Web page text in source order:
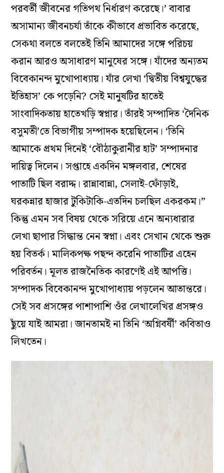
পরবর্তী জীবনের গতিপথ নির্ধারণ করেছে।’ বাবার
অসামান্য জীবনচর্যা তাঁকে কীভাবে প্রভাবিত করেছে,
সেকথা বলতে বলতেই তিনি আমাদের সঙ্গে পরিচয়
করান আরও অসাধারণ মানুষের সঙ্গে। যাঁদের অন্যতম
বিবেকানন্দ মুখোপাধ্যায়। যাঁর লেখা ‘দ্বিতীয় বিশ্বযুদ্ধের
ইতিহাস’ কে পড়েনি? সেই মানুষটির হাতেই
সাংবাদিকতায় হাতেখড়ি স্বপ্নার। তাঁরই সম্পাদিত ‘দৈনিক
বসুমতী’তে বিভাগীয় সম্পাদক হয়েছিলেন। ‘তিনি
আমাকে প্রথম দিনেই ‘বৌঠাকুরানীর হাট’ সম্পাদনার
দায়িত্ব দিলেন। সপ্তাহে একদিন মঙ্গলবার, শেষের
পাতাটি ছিল বরাদ্দ। রান্নাবান্না, সেলাই-ফোঁড়াই,
ঘরকন্নার হাজার টুকিটাকি-এতদিন চলছিল একরকম।”
কিন্তু এমন সব বিষয় থেকে সরিয়ে এনে অন্যধারার
লেখা ছাপার সিদ্ধান্ত নেন স্বপ্না। এবং সেখান থেকে শুরু
হয় বিতর্ক। মালিকপক্ষ পছন্দ করেনি পাতাটির এহেন
পরিবর্তন। মূলত রাজনৈতিক কারণেই এই আপত্তি।
সম্পাদক বিবেকানন্দ মুখোপাধ্যায় পড়লেন আতান্তরে।
সেই সব প্রসঙ্গের পাশাপাশি ওঁর লেখালেখির প্রসঙ্গও
ছুঁয়ে যাই আমরা। জানতামই না তিনি ‘অগ্নিবর্ষী’ কবিতাও
লিখতেন।